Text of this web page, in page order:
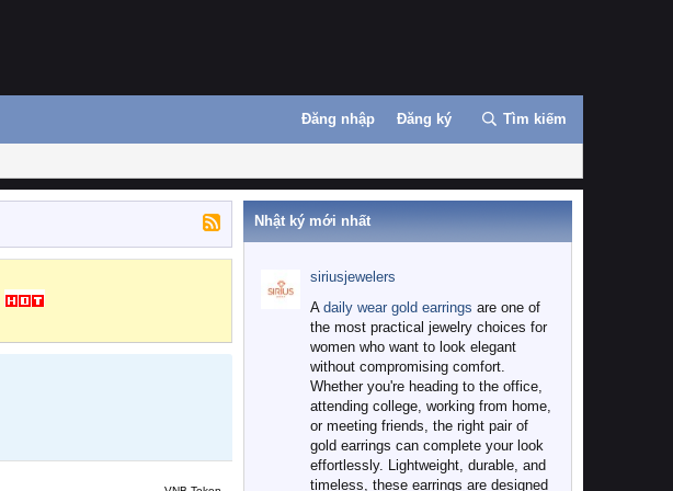
Đăng nhập Đăng ký Tìm kiếm
Nhật ký mới nhất
siriusjewelers
A daily wear gold earrings are one of
the most practical jewelry choices for
women who want to look elegant
without compromising comfort.
Whether you're heading to the office,
attending college, working from home,
or meeting friends, the right pair of
gold earrings can complete your look
effortlessly. Lightweight, durable, and
timeless, these earrings are designed